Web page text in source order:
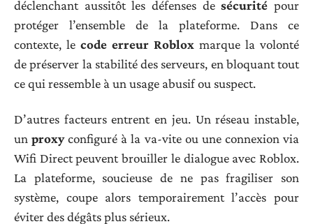
déclenchant aussitôt les défenses desécurité pour
protéger l’ensemble de la plateforme. Dans ce
contexte, le code erreur Roblox marque la volonté
de préserver la stabilité des serveurs, en bloquant tout
ce qui ressemble à un usage abusif ou suspect.
D’autres facteurs entrent en jeu. Un réseau instable,
unproxyconfiguré à la va-vite ou une connexion via
Wifi Direct peuvent brouiller le dialogue avec Roblox.
La plateforme, soucieuse de ne pas fragiliser son
système, coupe alors temporairement l’accès pour
éviter des dégâts plus sérieux.